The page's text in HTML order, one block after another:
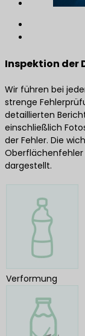
Inspektion der
Wir führen bei
strenge
detaillierten
einschließlich
der Fehler. Die
Oberflächenfehler
dargestellt.
Verformung